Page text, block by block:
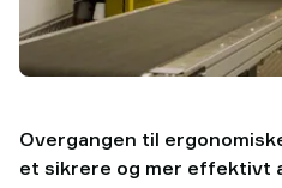
Overgangen til
et sikrere og mer effektivt